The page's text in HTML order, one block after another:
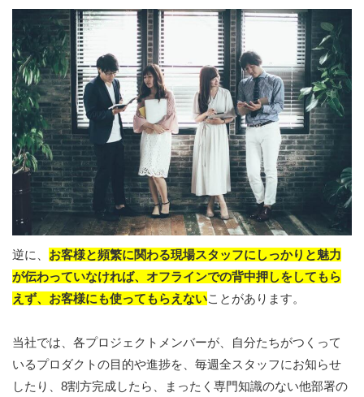
逆に、 お客様と頻繁に関わる現場スタッフにしっかりと魅力
が伝わっていなければ、オフラインでの背中押しをしてもら
えず、お客様にも使ってもらえないことがあります。
当社では、各プロジェクトメンバーが、自分たちがつくって
いるプロダクトの目的や進捗を、毎週全スタッフにお知らせ
したり、8割方完成したら、まったく専門知識のない他部署の